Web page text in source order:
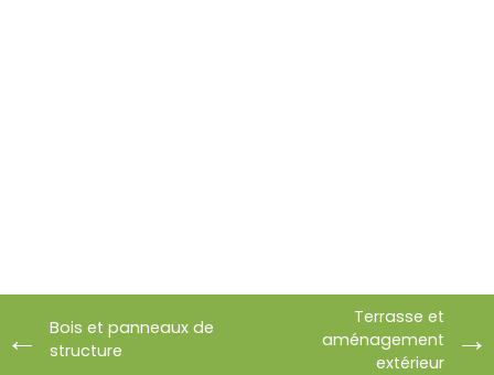
Bois et panneaux de
structure
Terrasse et
aménagement
extérieur